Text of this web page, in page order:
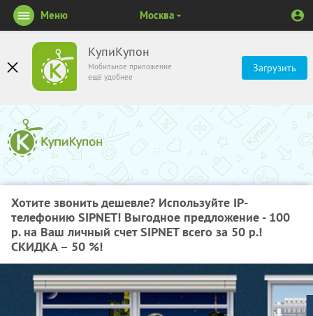
КупиКупон
Мобильное приложение
ещё удобнее
Загрузить
Меню Москва
Хотите звонить дешевле? Используйте IP-
телефонию SIPNET! Выгодное предложение - 100
р. на Ваш личный счет SIPNET всего за 50 р.!
СКИДКА – 50 %!